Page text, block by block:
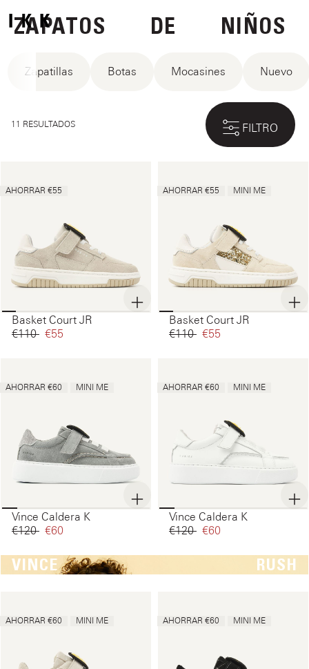
ZAPATOS DE NIÑOS
Zapatillas Botas Mocasines Nuevo
11 RESULTADOS FILTRO
AHORRAR €55
Basket Court JR
€110‌ €55‌
AHORRAR €55 MINI ME
Basket Court JR
€110‌ €55‌
AHORRAR €60 MINI ME
Vince Caldera K
€120‌ €60‌
AHORRAR €60 MINI ME
Vince Caldera K
€120‌ €60‌
VINCE RUSH
AHORRAR €60 MINI ME AHORRAR €60 MINI ME